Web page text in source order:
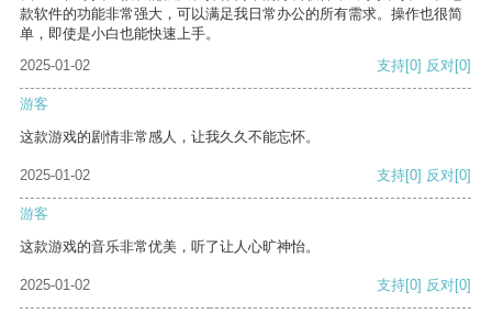
款软件的功能非常强大，可以满足我日常办公的所有需求。操作也很简
单，即使是小白也能快速上手。
2025-01-02
支持[0] 反对[0]
游客
这款游戏的剧情非常感人，让我久久不能忘怀。
2025-01-02 支持[0] 反对[0]
游客
这款游戏的音乐非常优美，听了让人心旷神怡。
2025-01-02 支持[0] 反对[0]